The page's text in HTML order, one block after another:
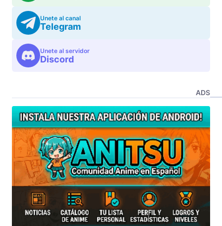
Unete al canal
Telegram
Unete al servidor
Discord
ADS